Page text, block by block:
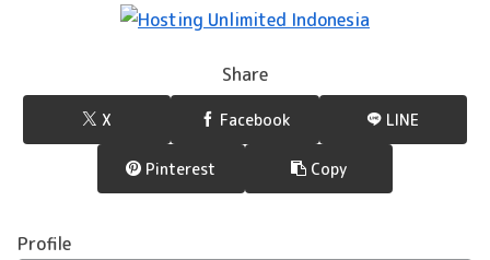
Share
X Facebook LINE
Pinterest Copy
Profile